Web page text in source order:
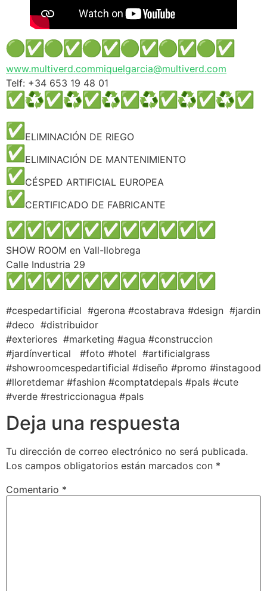
www.multiverd.commiquelgarcia@multiverd.com
Telf: +34 653 19 48 01
ELIMINACIÓN DE RIEGO
ELIMINACIÓN DE MANTENIMIENTO
CÉSPED ARTIFICIAL EUROPEA
CERTIFICADO DE FABRICANTE
SHOW ROOM en Vall-llobrega
Calle Industria 29
#cespedartificial #gerona #costabrava #design #jardin
#deco #distribuidor
#exteriores #marketing #agua #construccion
#jardínvertical #foto #hotel #artificialgrass
#showroomcespedartificial #diseño #promo #instagood
#lloretdemar #fashion #comptatdepals #pals #cute
#verde #restriccionagua #pals
Deja una respuesta
Tu dirección de correo electrónico no será publicada.
Los campos obligatorios están marcados con *
Comentario *